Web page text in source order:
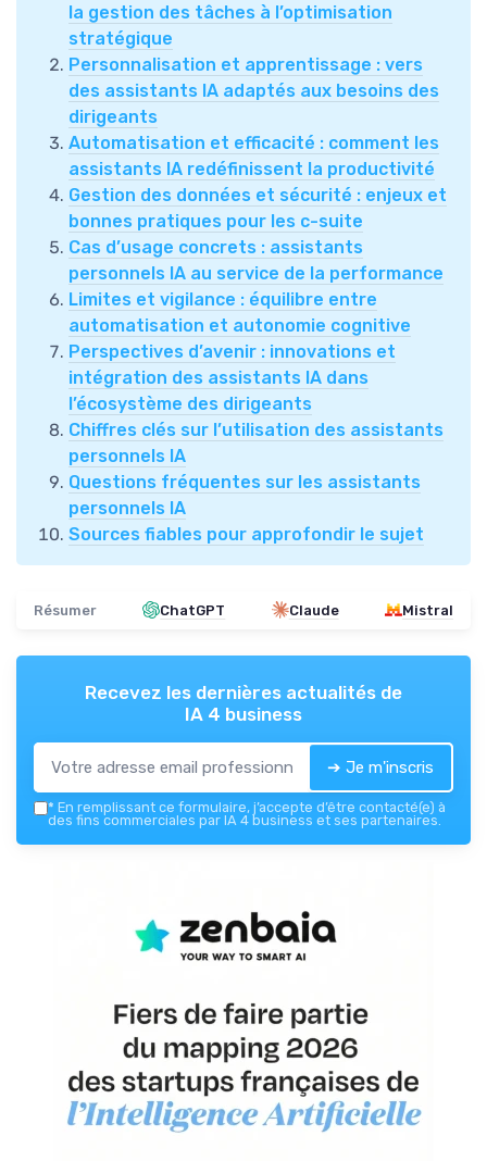
la gestion des tâches à l’optimisation
stratégique
Personnalisation et apprentissage : vers
des assistants IA adaptés aux besoins des
dirigeants
Automatisation et efficacité : comment les
assistants IA redéfinissent la productivité
Gestion des données et sécurité : enjeux et
bonnes pratiques pour les c-suite
Cas d’usage concrets : assistants
personnels IA au service de la performance
Limites et vigilance : équilibre entre
automatisation et autonomie cognitive
Perspectives d’avenir : innovations et
intégration des assistants IA dans
l’écosystème des dirigeants
Chiffres clés sur l’utilisation des assistants
personnels IA
Questions fréquentes sur les assistants
personnels IA
Sources fiables pour approfondir le sujet
Résumer ChatGPT Claude Mistral
Recevez les dernières actualités de
IA 4 business
➔ Je m'inscris
* En remplissant ce formulaire, j’accepte d’être contacté(e) à
des fins commerciales par IA 4 business et ses partenaires.